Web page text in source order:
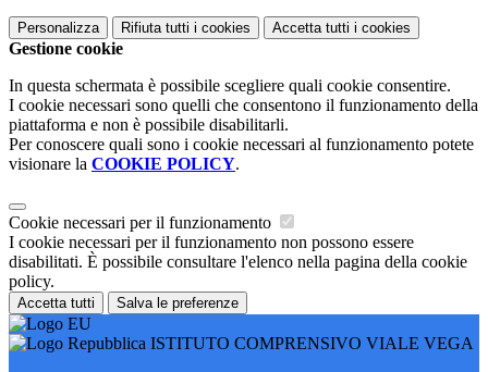
Personalizza Rifiuta tutti i cookies Accetta tutti i cookies
Gestione cookie
In questa schermata è possibile scegliere quali cookie consentire.
I cookie necessari sono quelli che consentono il funzionamento della
piattaforma e non è possibile disabilitarli.
Per conoscere quali sono i cookie necessari al funzionamento potete
visionare la COOKIE POLICY.
Cookie necessari per il funzionamento
I cookie necessari per il funzionamento non possono essere
disabilitati. È possibile consultare l'elenco nella pagina della cookie
policy.
Accetta tutti Salva le preferenze
ISTITUTO COMPRENSIVO VIALE VEGA